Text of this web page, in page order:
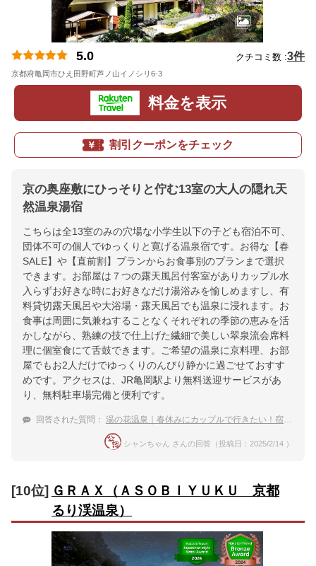
5.0 クチコミ数 :3件
京都府亀岡市ひえ田野町芦ノ山イノシリ6-3
料金を表示
割引クーポンをチェック
京の奥座敷にひっそりと佇む13室の大人の隠れ天
然温泉湯宿
こちらは全13室のみの穴場な小学生以下の子ども宿泊不可、
団体不可の個人でゆっくりと寛げる温泉宿です。お得な【春
SALE】や【直前割】プランからお食事別のプランまで選択
できます。お部屋は７つの露天風呂付客室がありカップル水
入らずお好きな時にお好きなだけ湯浴みを愉しめますし、有
料貸切露天風呂や大浴場・露天風呂でも温泉に浸れます。お
食事は周囲に気兼ねすることなくそれぞれの季節の恵みを活
かしながら、熟練の技で仕上げた繊細で美しい翠泉流会席料
理に個室食にて舌鼓できます。ご希望の温泉に京料理、お部
屋でもお2人だけでゆっくりのんびり静かに過ごせておすす
めです。アクセスは、JR亀岡駅より無料送迎サービスがあ
り、無料駐車場完備と便利です。
回答された質問： 湯の花温泉｜春休みにカップルで行きたい！宿のおすすめは？
シャンちゃん さんの回答（投稿日：2025/2/14 ）
[10位] ＧＲＡＸ（ＡＳＯＢＩＹＵＫＵ 京都
るり渓温泉）